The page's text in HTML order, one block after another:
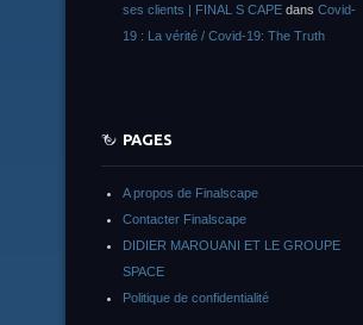
ses clients | FINAL S CAPE dans Covid-
19 : La vérité / Covid-19: The Truth
PAGES
A propos de Finalscape
Contacter Finalscape
DIDIER MAROUANI ET LE GROUPE
SPACE
Politique de confidentialité